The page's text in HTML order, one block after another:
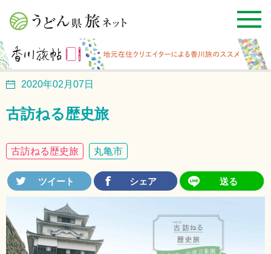
2020年02月07日
古訪ねる歴史旅
古訪ねる歴史旅 丸亀市